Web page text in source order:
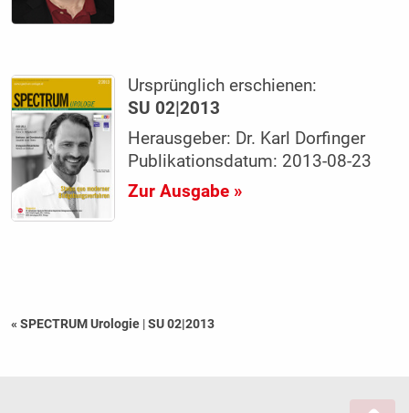
Ursprünglich erschienen:
SU 02|2013
Herausgeber: Dr. Karl Dorfinger
Publikationsdatum: 2013-08-23
Zur Ausgabe »
« SPECTRUM Urologie |SU 02|2013